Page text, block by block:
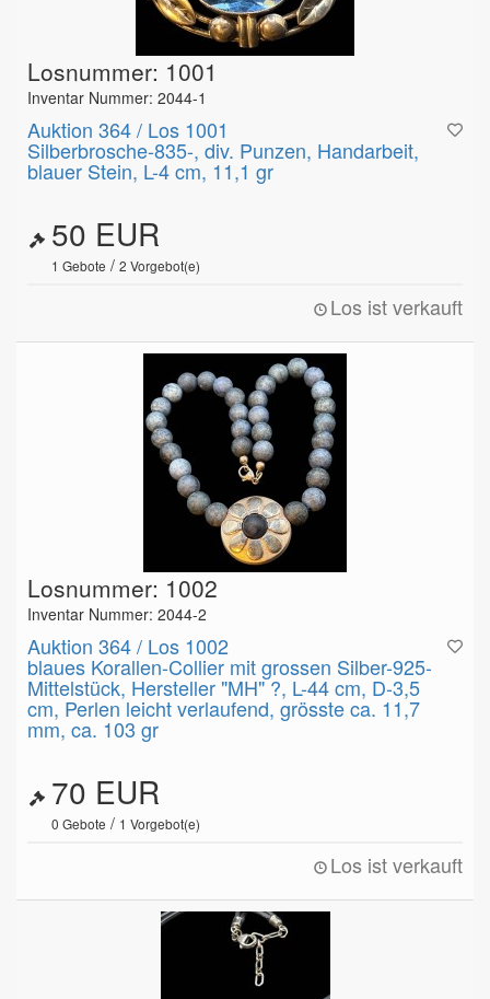
Losnummer: 1001
Inventar Nummer: 2044-1
Auktion 364 / Los 1001
Silberbrosche-835-, div. Punzen, Handarbeit,
blauer Stein, L-4 cm, 11,1 gr
50 EUR
1 Gebote / 2 Vorgebot(e)
Los ist verkauft
Losnummer: 1002
Inventar Nummer: 2044-2
Auktion 364 / Los 1002
blaues Korallen-Collier mit grossen Silber-925-
Mittelstück, Hersteller "MH" ?, L-44 cm, D-3,5
cm, Perlen leicht verlaufend, grösste ca. 11,7
mm, ca. 103 gr
70 EUR
0 Gebote / 1 Vorgebot(e)
Los ist verkauft